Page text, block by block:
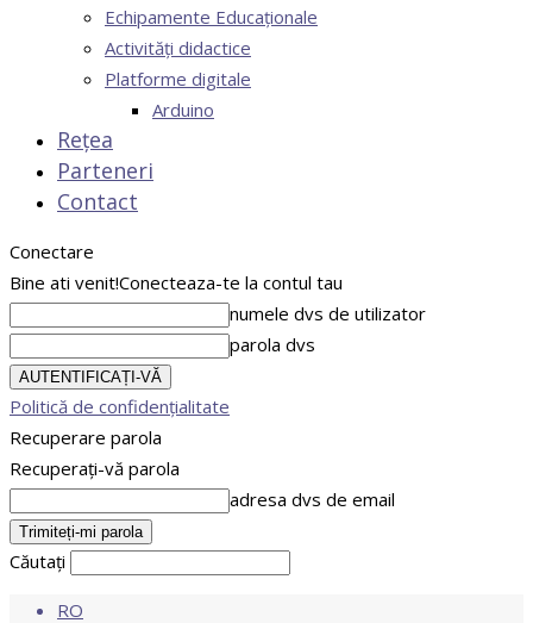
Echipamente Educaționale
Activități didactice
Platforme digitale
Arduino
Rețea
Parteneri
Contact
Conectare
Bine ati venit!Conecteaza-te la contul tau
numele dvs de utilizator
parola dvs
Politică de confidențialitate
Recuperare parola
Recuperați-vă parola
adresa dvs de email
Căutați
RO